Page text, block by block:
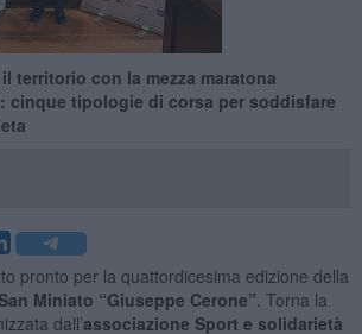
territorio con la mezza maratona
cinque tipologie di corsa per soddisfare
pronto per la quattordicesima edizione della
Miniato “Giuseppe Cerone” . Torna la
dall’associazione Sport e solidarietà